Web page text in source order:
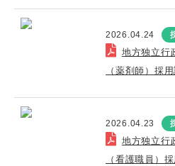
2026.04.24
地方独立行
（薬剤師）採
2026.04.23
地方独立行
（看護職員）